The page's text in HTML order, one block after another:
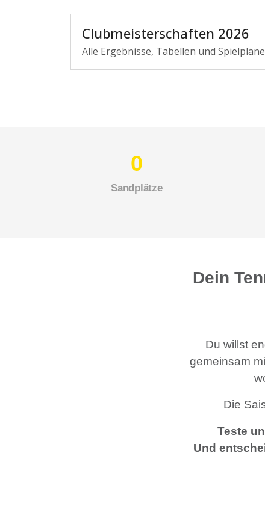
Clubmeisterschaften 2026
Alle Ergebnisse, Tabellen und
0
Sandplätze
Dein
Du willst
gemeinsam
Die
Teste
Und